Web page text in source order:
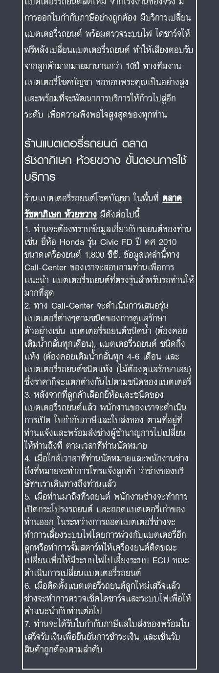
การออกใบกำกับภาษีอย่างถูกต้อง มีบริการเปลี่ยน
แบตเตอรี่รถยนต์ พร้อมตรวจระบบไฟ ไดชาร์จให้
ฟรีหลังเปลี่ยนแบตเตอรี่รถยนต์ ทำให้เสียงตอบรับ
จากลูกค้ามากมายมานานกว่า 10ปี ทางทีมงาน
แบตเตอรี่โชคบัญชา ขอขอบพระคุณเป็นอย่างสูง
และพร้อมที่จะพัฒนาการบริการให้ก้าวไปสู่อีก
ระดับ เพื่อความพึงพอใจสูงสุดของทุกท่าน
ร้านแบตเตอรี่รถยนต์ ตลาด
รัชดาภิเษก ห้วยขวาง ขั้นตอนการใช้
บริการ
ร้านแบตเตอรี่รถยนต์โชคบัญชา ในพื้นที่ ตลาด
รัชดาภิเษก ห้วยขวาง มีดังต่อไปนี้
ท่านจะต้องทราบข้อมูลเกี่ยวกับรถยนต์ของท่าน
เช่น ยี่ห้อ Honda รุ่น Civic FD ปี คศ 2010
ขนาดเครื่องยนต์ 1,800 ซีซี. ข้อมูลเหล่านี้ทาง
Call-Center ของเราจะสอบถามท่านเพื่อการ
แนะนำ แบตเตอรี่รถยนต์ที่ตรงรุ่นสำหรับรถท่านให้
มากที่สุด
ทาง Call-Center จะดำเนินการเสนอรุ่น
แบตเตอรี่ต่างๆตามชนิดของการดูแลรักษา
ตัวอย่างเช่น แบตเตอรี่รถยนต์ชนิดน้ำ (ต้องคอย
เติมน้ำกลั่นทุกเดือน), แบตเตอรี่รถยนต์ ชนิดกึ่ง
แห้ง (ต้องคอยเติมน้ำกลั่นทุก 4-6 เดือน และ
แบตเตอรี่รถยนต์ชนิดแห้ง (ไม้ต้องดูแลรักษาเลย)
ซึ่งราคาก็จะแตกต่างกันไปตามชนิดของแบตเตอรี่
หลังจากที่ลูกค้าเลือกยี่ห้อและชนิดของ
แบตเตอรี่รถยนต์แล้ว พนักงานของเราจะดำเนิน
การเปิด ใบกำกับภาษีและใบส่งของ ตามที่อยู่ที่
ท่านแจ้งและพร้อมส่งช่างผู้ชำนาญการไปเปลี่ยน
ให้ท่านถึงที่ ตามเวลาที่ท่านนัดหมาย
เมื่อใกล้เวาลาที่ท่านนัดหมายและพนักงานช่าง
ถึงที่หมายจะทำการโทรแจ้งลูกค้า ว่าช่างของบริ
ษัทฯเราเดินทางถึงท่านแล้ว
เมื่อท่านมาถึงที่รถยนต์ พนักงานช่างจะทำการ
เปิดกระโปรงรถยนต์ และถอดแบตเตอรี่เก่าของ
ท่านออก ในระหว่างการถอดแบตเตอรี่ช่างจะ
ทำการเลี้ยงระบบไฟโดยการพ่วงกับแบตเตอรี่อีก
ลูกหรือทำการจั๊มสตาร์ทให้เครื่องยนต์ติดขณะ
เปลี่ยนเพื่อให้มีระบบไฟไปเลี้ยงระบบ ECU ขณะ
ดำเนินการเปลี่ยนแบตเตอรี่รถยนต์
เมื่อติดตั้งแบตเตอรี่รถยนต์ลูกใหม่เสร็จแล้ว
ช่างจะทำการตรวจเช็คไดชาร์จและระบบไฟเพื่อให้
คำแนะนำกับท่านต่อไป
ท่านจะได้รับใบกำกับภาษีแลใบส่งของพร้อมใบ
เสร็จรับเงินเพื่อยืนยันการชำระเงิน และเซ็นรับ
สินค้าถูกต้องตามลำดับ